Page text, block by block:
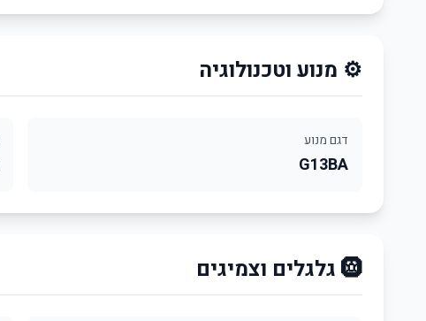
⚙️ מנוע וטכנולוגיה
דגם מנוע
G13BA
🛞 גלגלים וצמיגים